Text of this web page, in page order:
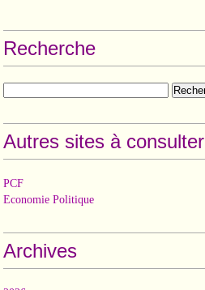
Recherche
Autres sites à consulter
PCF
Economie Politique
Archives